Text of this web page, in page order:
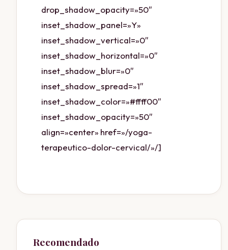
drop_shadow_opacity=»50″
inset_shadow_panel=»Y»
inset_shadow_vertical=»0″
inset_shadow_horizontal=»0″
inset_shadow_blur=»0″
inset_shadow_spread=»1″
inset_shadow_color=»#ffff00″
inset_shadow_opacity=»50″
align=»center» href=»/yoga-
terapeutico-dolor-cervical/»/]
Recomendado